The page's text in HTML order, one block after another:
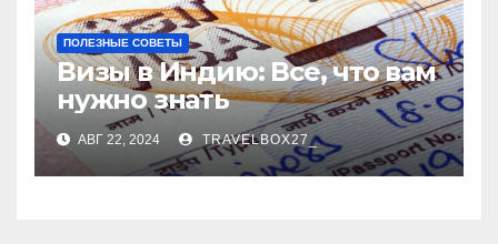
ПОЛЕЗНЫЕ СОВЕТЫ
Визы в Индию: Все, что вам
нужно знать
АВГ 22, 2024 TRAVELBOX27_